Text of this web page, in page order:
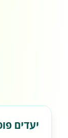
יעדים